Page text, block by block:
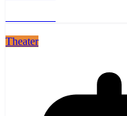
Theater